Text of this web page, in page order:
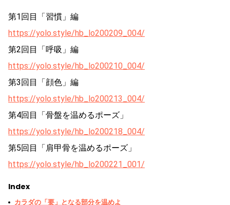
第1回目「習慣」編
https://yolo.style/hb_lo200209_004/
第2回目「呼吸」編
https://yolo.style/hb_lo200210_004/
第3回目「顔色」編
https://yolo.style/hb_lo200213_004/
第4回目「骨盤を温めるポーズ」
https://yolo.style/hb_lo200218_004/
第5回目「肩甲骨を温めるポーズ」
https://yolo.style/hb_lo200221_001/
Index
カラダの「要」となる部分を温めよ